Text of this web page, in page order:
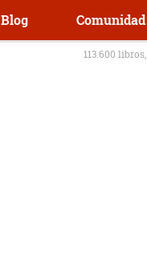
Blog Comunidad
113.600